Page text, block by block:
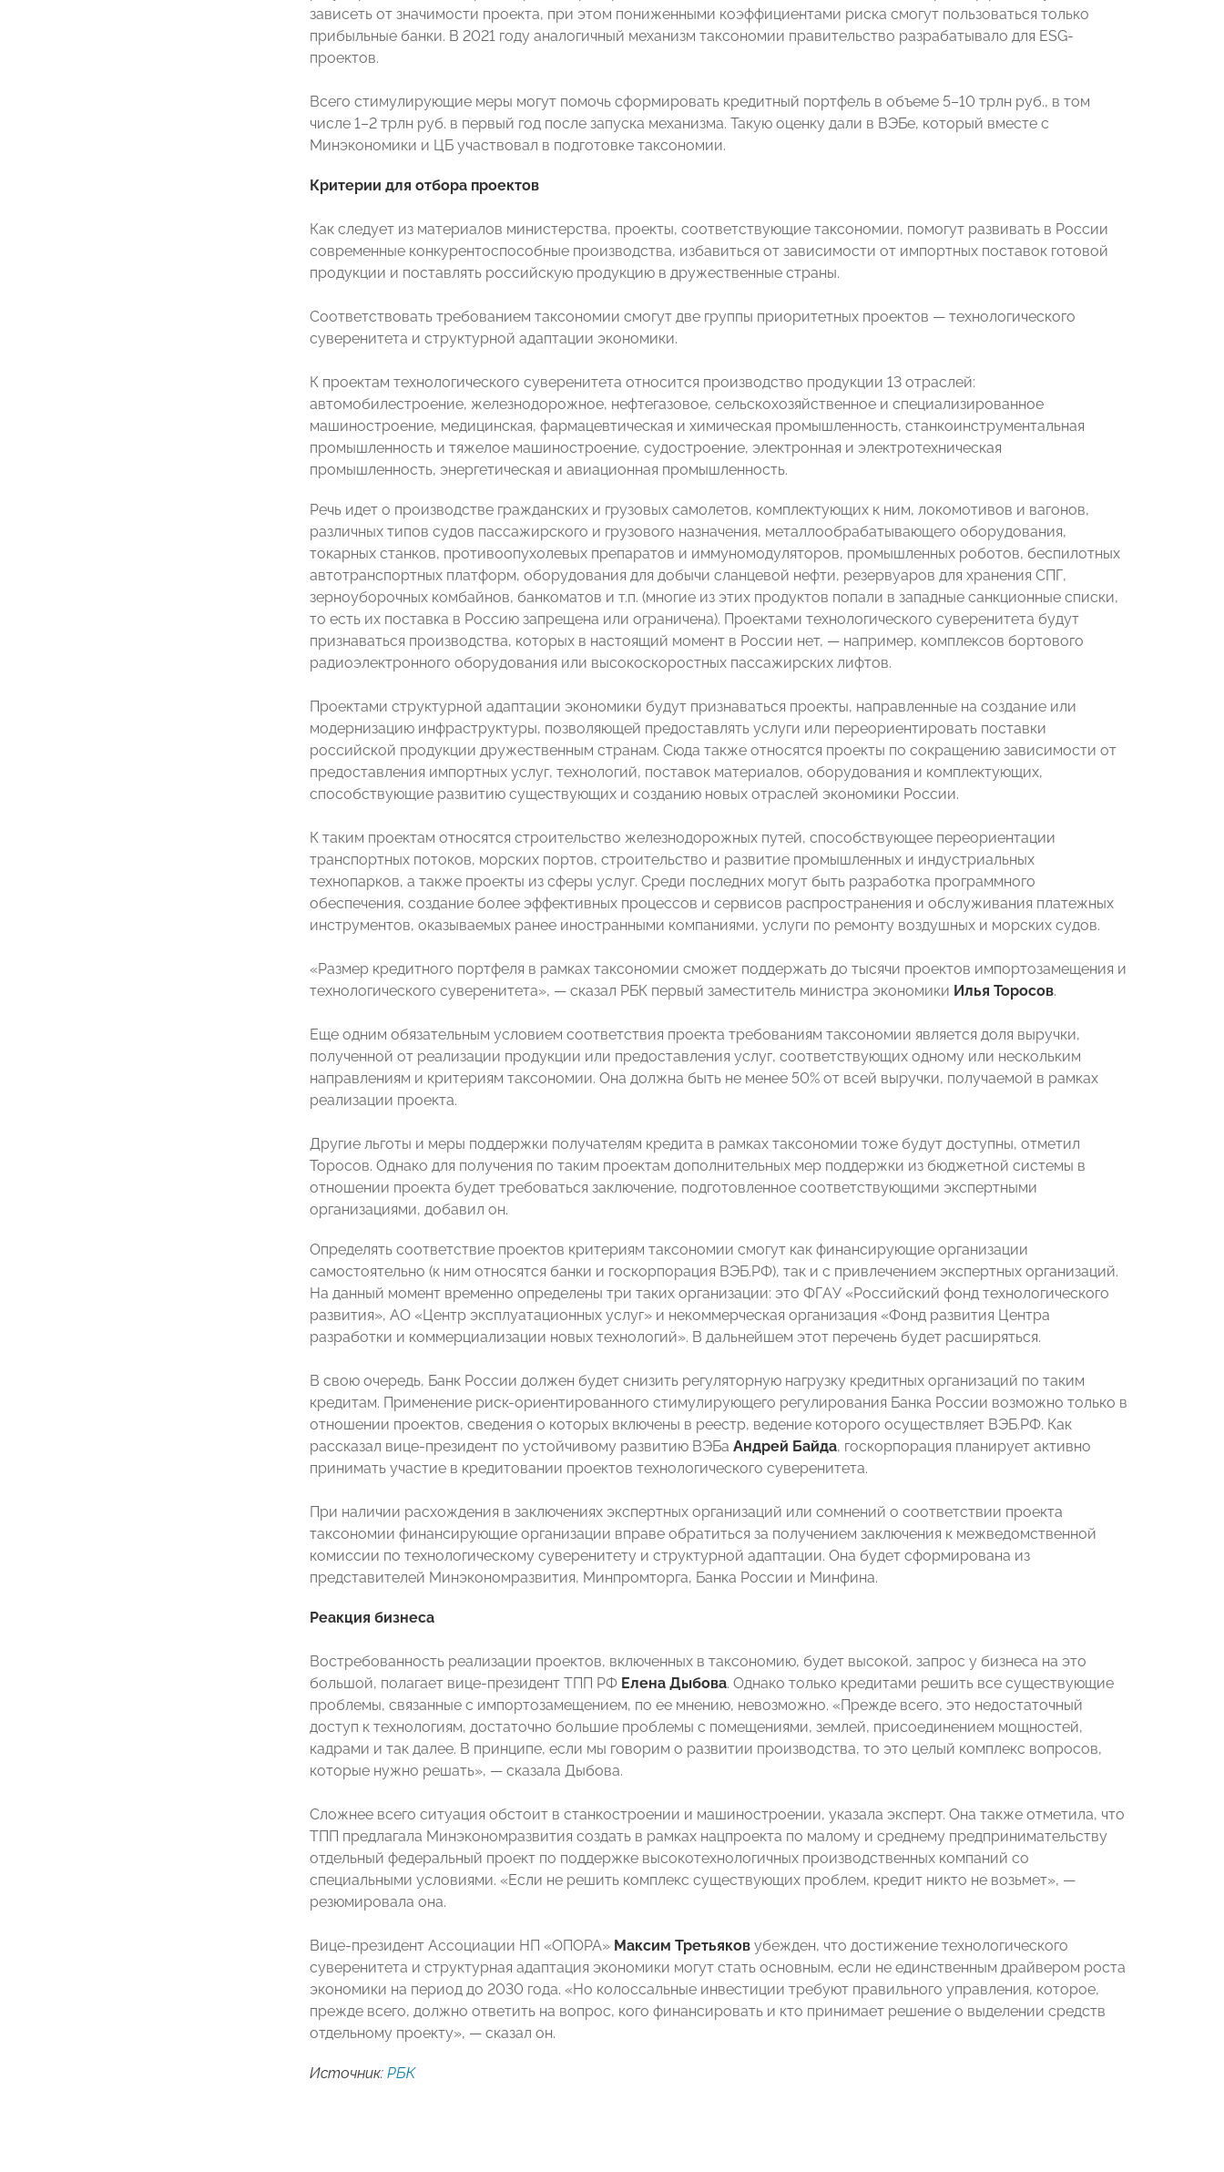
зависеть от значимости проекта, при этом пониженными коэффициентами риска смогут пользоваться только
прибыльные банки. В 2021 году аналогичный механизм таксономии правительство разрабатывало для ESG-
проектов.
Всего стимулирующие меры могут помочь сформировать кредитный портфель в объеме 5–10 трлн руб., в том
числе 1–2 трлн руб. в первый год после запуска механизма. Такую оценку дали в ВЭБе, который вместе с
Минэкономики и ЦБ участвовал в подготовке таксономии.
Критерии для отбора проектов
Как следует из материалов министерства, проекты, соответствующие таксономии, помогут развивать в России
современные конкурентоспособные производства, избавиться от зависимости от импортных поставок готовой
продукции и поставлять российскую продукцию в дружественные страны.
Соответствовать требованием таксономии смогут две группы приоритетных проектов — технологического
суверенитета и структурной адаптации экономики.
К проектам технологического суверенитета относится производство продукции 13 отраслей:
автомобилестроение, железнодорожное, нефтегазовое, сельскохозяйственное и специализированное
машиностроение, медицинская, фармацевтическая и химическая промышленность, станкоинструментальная
промышленность и тяжелое машиностроение, судостроение, электронная и электротехническая
промышленность, энергетическая и авиационная промышленность.
Речь идет о производстве гражданских и грузовых самолетов, комплектующих к ним, локомотивов и вагонов,
различных типов судов пассажирского и грузового назначения, металлообрабатывающего оборудования,
токарных станков, противоопухолевых препаратов и иммуномодуляторов, промышленных роботов, беспилотных
автотранспортных платформ, оборудования для добычи сланцевой нефти, резервуаров для хранения СПГ,
зерноуборочных комбайнов, банкоматов и т.п. (многие из этих продуктов попали в западные санкционные списки,
то есть их поставка в Россию запрещена или ограничена). Проектами технологического суверенитета будут
признаваться производства, которых в настоящий момент в России нет, — например, комплексов бортового
радиоэлектронного оборудования или высокоскоростных пассажирских лифтов.
Проектами структурной адаптации экономики будут признаваться проекты, направленные на создание или
модернизацию инфраструктуры, позволяющей предоставлять услуги или переориентировать поставки
российской продукции дружественным странам. Сюда также относятся проекты по сокращению зависимости от
предоставления импортных услуг, технологий, поставок материалов, оборудования и комплектующих,
способствующие развитию существующих и созданию новых отраслей экономики России.
К таким проектам относятся строительство железнодорожных путей, способствующее переориентации
транспортных потоков, морских портов, строительство и развитие промышленных и индустриальных
технопарков, а также проекты из сферы услуг. Среди последних могут быть разработка программного
обеспечения, создание более эффективных процессов и сервисов распространения и обслуживания платежных
инструментов, оказываемых ранее иностранными компаниями, услуги по ремонту воздушных и морских судов.
«Размер кредитного портфеля в рамках таксономии сможет поддержать до тысячи проектов импортозамещения и
технологического суверенитета», — сказал РБК первый заместитель министра экономики Илья Торосов.
Еще одним обязательным условием соответствия проекта требованиям таксономии является доля выручки,
полученной от реализации продукции или предоставления услуг, соответствующих одному или нескольким
направлениям и критериям таксономии. Она должна быть не менее 50% от всей выручки, получаемой в рамках
реализации проекта.
Другие льготы и меры поддержки получателям кредита в рамках таксономии тоже будут доступны, отметил
Торосов. Однако для получения по таким проектам дополнительных мер поддержки из бюджетной системы в
отношении проекта будет требоваться заключение, подготовленное соответствующими экспертными
организациями, добавил он.
Определять соответствие проектов критериям таксономии смогут как финансирующие организации
самостоятельно (к ним относятся банки и госкорпорация ВЭБ.РФ), так и с привлечением экспертных организаций.
На данный момент временно определены три таких организации: это ФГАУ «Российский фонд технологического
развития», АО «Центр эксплуатационных услуг» и некоммерческая организация «Фонд развития Центра
разработки и коммерциализации новых технологий». В дальнейшем этот перечень будет расширяться.
В свою очередь, Банк России должен будет снизить регуляторную нагрузку кредитных организаций по таким
кредитам. Применение риск-ориентированного стимулирующего регулирования Банка России возможно только в
отношении проектов, сведения о которых включены в реестр, ведение которого осуществляет ВЭБ.РФ. Как
рассказал вице-президент по устойчивому развитию ВЭБа Андрей Байда, госкорпорация планирует активно
принимать участие в кредитовании проектов технологического суверенитета.
При наличии расхождения в заключениях экспертных организаций или сомнений о соответствии проекта
таксономии финансирующие организации вправе обратиться за получением заключения к межведомственной
комиссии по технологическому суверенитету и структурной адаптации. Она будет сформирована из
представителей Минэкономразвития, Минпромторга, Банка России и Минфина.
Реакция бизнеса
Востребованность реализации проектов, включенных в таксономию, будет высокой, запрос у бизнеса на это
большой, полагает вице-президент ТПП РФ Елена Дыбова. Однако только кредитами решить все существующие
проблемы, связанные с импортозамещением, по ее мнению, невозможно. «Прежде всего, это недостаточный
доступ к технологиям, достаточно большие проблемы с помещениями, землей, присоединением мощностей,
кадрами и так далее. В принципе, если мы говорим о развитии производства, то это целый комплекс вопросов,
которые нужно решать», — сказала Дыбова.
Сложнее всего ситуация обстоит в станкостроении и машиностроении, указала эксперт. Она также отметила, что
ТПП предлагала Минэкономразвития создать в рамках нацпроекта по малому и среднему предпринимательству
отдельный федеральный проект по поддержке высокотехнологичных производственных компаний со
специальными условиями. «Если не решить комплекс существующих проблем, кредит никто не возьмет», —
резюмировала она.
Вице-президент Ассоциации НП «ОПОРА» Максим Третьяков убежден, что достижение технологического
суверенитета и структурная адаптация экономики могут стать основным, если не единственным драйвером роста
экономики на период до 2030 года. «Но колоссальные инвестиции требуют правильного управления, которое,
прежде всего, должно ответить на вопрос, кого финансировать и кто принимает решение о выделении средств
отдельному проекту», — сказал он.
Источник: РБК